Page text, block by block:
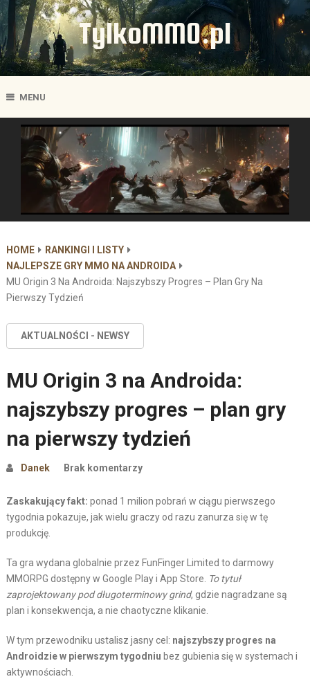
TylkoMMO.pl
MENU
HOME
RANKINGI I LISTY
NAJLEPSZE GRY MMO NA ANDROIDA
MU Origin 3 Na Androida: Najszybszy Progres – Plan Gry Na
Pierwszy Tydzień
AKTUALNOŚCI - NEWSY
MU Origin 3 na Androida:
najszybszy progres – plan gry
na pierwszy tydzień
Danek Brak komentarzy
Zaskakujący fakt: ponad 1 milion pobrań w ciągu pierwszego
tygodnia pokazuje, jak wielu graczy od razu zanurza się w tę
produkcję.
Ta gra wydana globalnie przez FunFinger Limited to darmowy
MMORPG dostępny w Google Play i App Store. To tytuł
zaprojektowany pod długoterminowy grind, gdzie nagradzane są
plan i konsekwencja, a nie chaotyczne klikanie.
W tym przewodniku ustalisz jasny cel: najszybszy progres na
Androidzie w pierwszym tygodniu bez gubienia się w systemach i
aktywnościach.